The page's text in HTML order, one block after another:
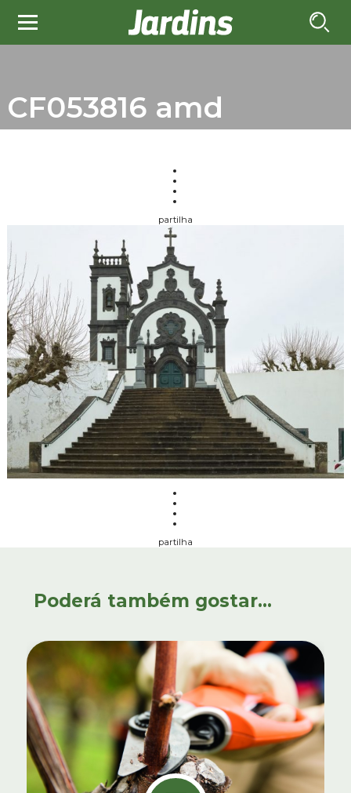
CF053816 amd
partilha
partilha
Poderá também gostar...